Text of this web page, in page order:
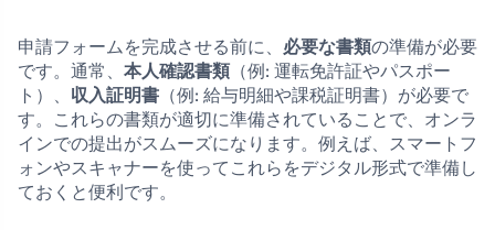
申請フォームを完成させる前に、 必要な書類の準備が必要
です。通常、 本人確認書類 （例: 運転免許証やパスポー
ト）、 収入証明書 （例: 給与明細や課税証明書）が必要で
す。これらの書類が適切に準備されていることで、オンラ
インでの提出がスムーズになります。例えば、スマートフ
ォンやスキャナーを使ってこれらをデジタル形式で準備し
ておくと便利です。